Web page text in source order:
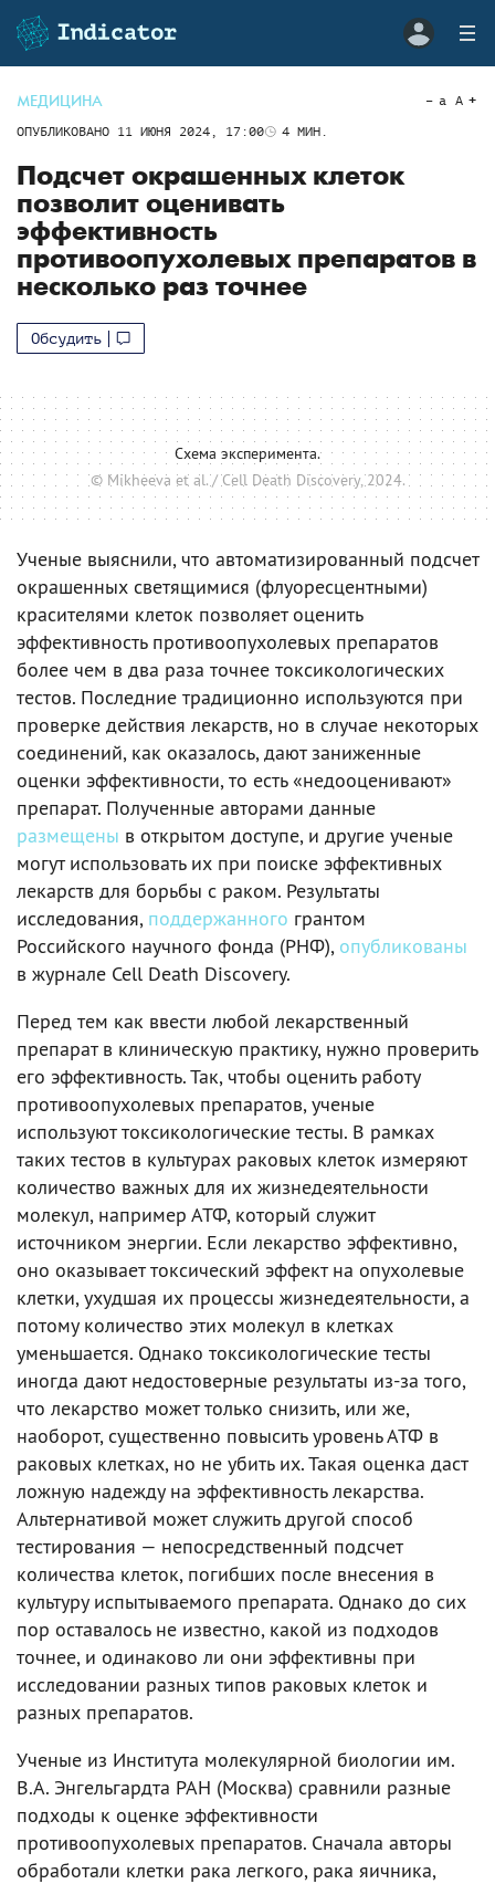
МЕДИЦИНА
ОПУБЛИКОВАНО 11 ИЮНЯ 2024, 17:00 4 МИН.
a A
Подсчет окрашенных клеток
позволит оценивать
эффективность
противоопухолевых препаратов в
несколько раз точнее
Обсудить
Схема эксперимента.
© Mikheeva et al. / Cell Death Discovery, 2024.
Ученые выяснили, что автоматизированный подсчет
окрашенных светящимися (флуоресцентными)
красителями клеток позволяет оценить
эффективность противоопухолевых препаратов
более чем в два раза точнее токсикологических
тестов. Последние традиционно используются при
проверке действия лекарств, но в случае некоторых
соединений, как оказалось, дают заниженные
оценки эффективности, то есть «недооценивают»
препарат. Полученные авторами данные
размещены в открытом доступе, и другие ученые
могут использовать их при поиске эффективных
лекарств для борьбы с раком. Результаты
исследования, поддержанного грантом
Российского научного фонда (РНФ), опубликованы
в журнале Cell Death Discovery.
Перед тем как ввести любой лекарственный
препарат в клиническую практику, нужно проверить
его эффективность. Так, чтобы оценить работу
противоопухолевых препаратов, ученые
используют токсикологические тесты. В рамках
таких тестов в культурах раковых клеток измеряют
количество важных для их жизнедеятельности
молекул, например АТФ, который служит
источником энергии. Если лекарство эффективно,
оно оказывает токсический эффект на опухолевые
клетки, ухудшая их процессы жизнедеятельности, а
потому количество этих молекул в клетках
уменьшается. Однако токсикологические тесты
иногда дают недостоверные результаты из-за того,
что лекарство может только снизить, или же,
наоборот, существенно повысить уровень АТФ в
раковых клетках, но не убить их. Такая оценка даст
ложную надежду на эффективность лекарства.
Альтернативой может служить другой способ
тестирования — непосредственный подсчет
количества клеток, погибших после внесения в
культуру испытываемого препарата. Однако до сих
пор оставалось не известно, какой из подходов
точнее, и одинаково ли они эффективны при
исследовании разных типов раковых клеток и
разных препаратов.
Ученые из Института молекулярной биологии им.
В.А. Энгельгардта РАН (Москва) сравнили разные
подходы к оценке эффективности
противоопухолевых препаратов. Сначала авторы
обработали клетки рака легкого, рака яичника,